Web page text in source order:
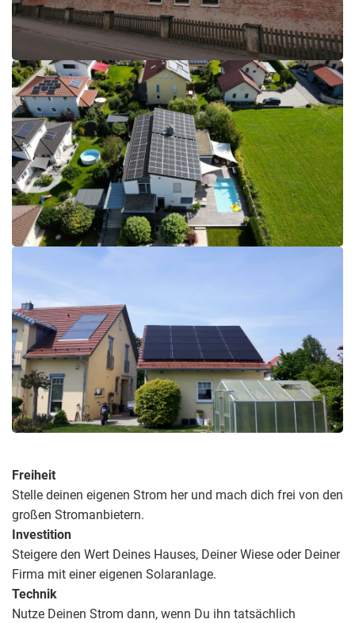
Freiheit
Stelle deinen eigenen Strom her und mach dich frei von den
großen Stromanbietern.
Investition
Steigere den Wert Deines Hauses, Deiner Wiese oder Deiner
Firma mit einer eigenen Solaranlage.
Technik
Nutze Deinen Strom dann, wenn Du ihn tatsächlich